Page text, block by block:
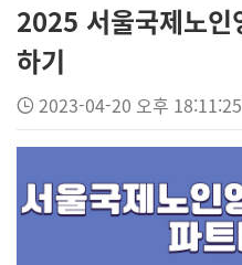
2025 서울국제노인
하기
2023-04-20 오후 18:11:25